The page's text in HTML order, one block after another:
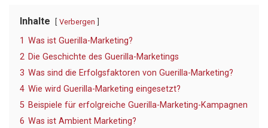
Inhalte Verbergen
1 Was ist Guerilla-Marketing?
2 Die Geschichte des Guerilla-Marketings
3 Was sind die Erfolgsfaktoren von Guerilla-Marketing?
4 Wie wird Guerilla-Marketing eingesetzt?
5 Beispiele für erfolgreiche Guerilla-Marketing-Kampagnen
6 Was ist Ambient Marketing?